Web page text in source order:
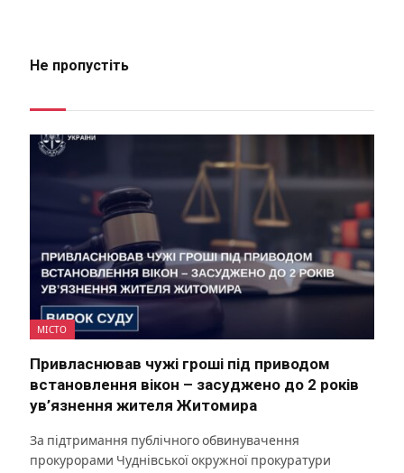
Не пропустіть
МІСТО
Привласнював чужі гроші під приводом
встановлення вікон – засуджено до 2 років
ув’язнення жителя Житомира
За підтримання публічного обвинувачення
прокурорами Чуднівської окружної прокуратури